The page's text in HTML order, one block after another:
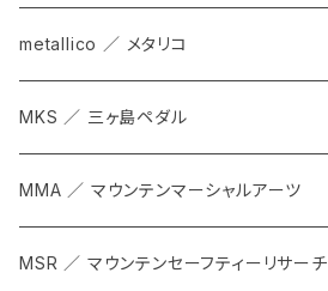
metallico ／ メタリコ
MKS ／ 三ヶ島ペダル
MMA ／ マウンテンマーシャルアーツ
MSR ／ マウンテンセーフティーリサーチ